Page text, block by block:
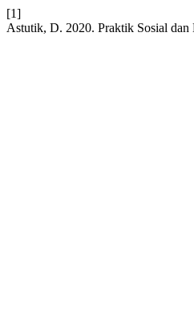
[1]
Astutik, D. 2020. Praktik Sosial dan